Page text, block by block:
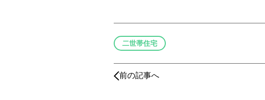
二世帯住宅
前の記事へ